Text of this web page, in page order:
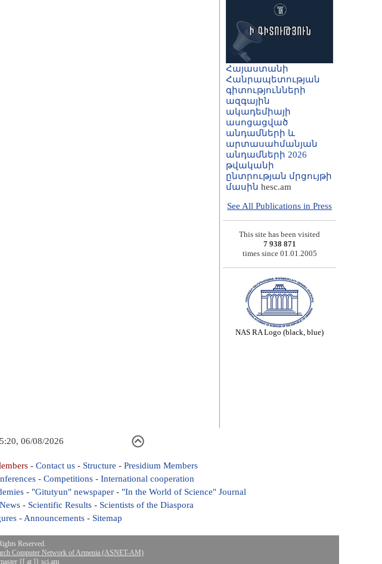
Հայաստանի
Հանրապետության
գիտությունների
ազգային
ակադեմիայի
ասոցացված
անդամների և
արտասահմանյան
անդամների 2026
թվականի
ընտրության մրցույթի
մասին hesc.am
See All Publications in Press
This site has been visited
7 938 871
times since 01.01.2005
NAS RA Logo (black, blue)
06/08/2026
- Contact us- Structure - Presidium Members
- Competitions- International cooperation
- "Gitutyun" newspaper- "In the World of Science" Journal
News - Scientific Results - Scientists of the Diaspora
- Announcements - Sitemap
Reserved.
Computer Network of Armenia (ASNET-AM)
{[ at ]} sci.am